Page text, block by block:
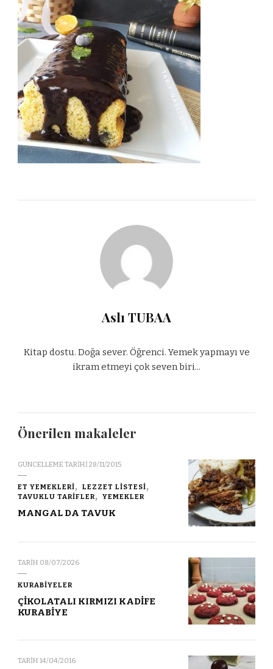
Aslı TUBAA
Kitap dostu. Doğa sever. Öğrenci. Yemek yapmayı ve
ikram etmeyi çok seven biri...
Önerilen makaleler
GÜNCELLEME TARIHI28/11/2015
ET YEMEKLERİ
LEZZET LİSTESİ
TAVUKLU TARİFLER
YEMEKLER
MANGAL DA TAVUK
TARIH 08/07/2026
KURABİYELER
ÇİKOLATALI KIRMIZI KADİFE
KURABİYE
TARIH 14/04/2016